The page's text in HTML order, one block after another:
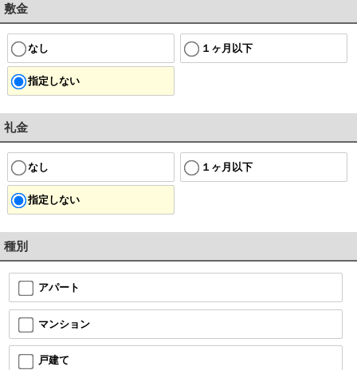
敷金
なし １ヶ月以下
指定しない
礼金
なし １ヶ月以下
指定しない
種別
アパート
マンション
戸建て